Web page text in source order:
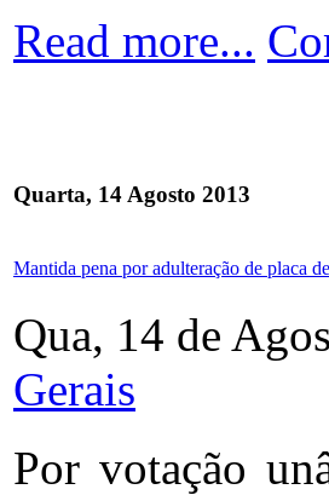
Read more...
Quarta, 14 Agosto 2013
Mantida pena por adulteração de placa
Qua, 14 de
Gerais
Por votação